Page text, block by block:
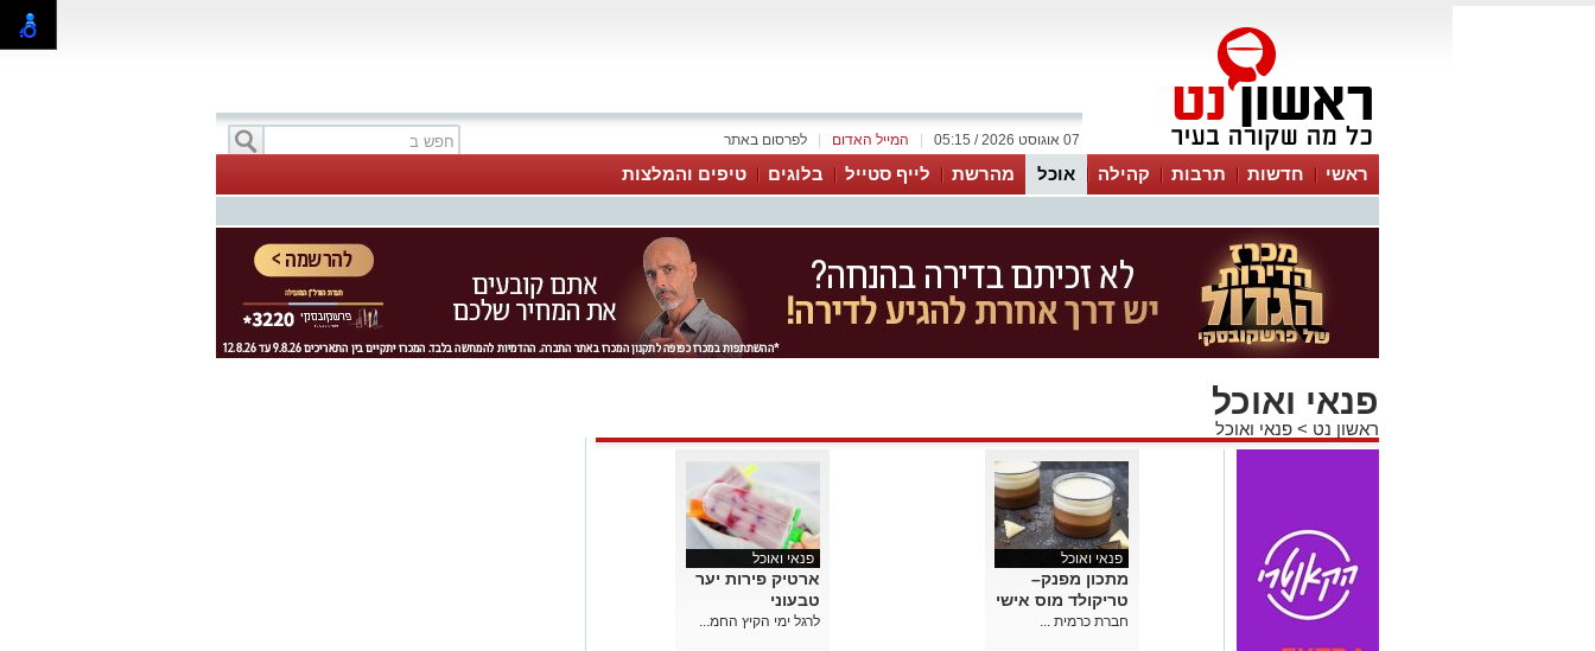
לפרסום באתר המייל האדום 07 אוגוסט 2026 / 05:15
ראשי חדשות תרבות קהילה אוכל מהרשת לייף סטייל בלוגים טיפים והמלצות
פנאי ואוכל
ראשון נט > פנאי ואוכל
פנאי ואוכל
מתכון מפנק–
טריקולד מוס אישי
חברת כרמית ...
פנאי ואוכל
ארטיק פירות יער
טבעוני
לרגל ימי הקיץ החמ...